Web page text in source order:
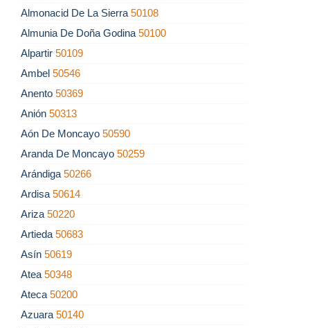
Almonacid De La Sierra 50108
Almunia De Doña Godina 50100
Alpartir 50109
Ambel 50546
Anento 50369
Anión 50313
Aón De Moncayo 50590
Aranda De Moncayo 50259
Arándiga 50266
Ardisa 50614
Ariza 50220
Artieda 50683
Asín 50619
Atea 50348
Ateca 50200
Azuara 50140